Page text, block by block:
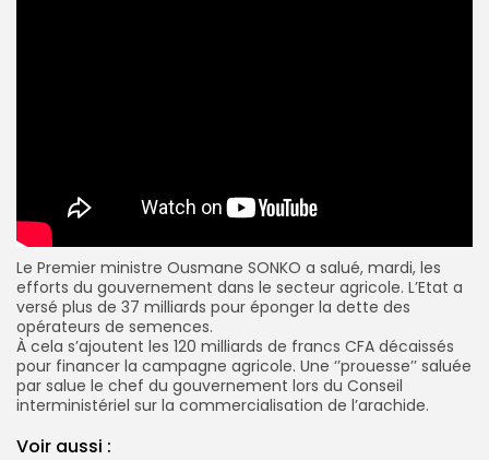
Le Premier ministre Ousmane SONKO a salué, mardi, les
efforts du gouvernement dans le secteur agricole. L’Etat a
versé plus de 37 milliards pour éponger la dette des
opérateurs de semences.
À cela s’ajoutent les 120 milliards de francs CFA décaissés
pour financer la campagne agricole. Une ‘’prouesse’’ saluée
par salue le chef du gouvernement lors du Conseil
interministériel sur la commercialisation de l’arachide.
Voir aussi :